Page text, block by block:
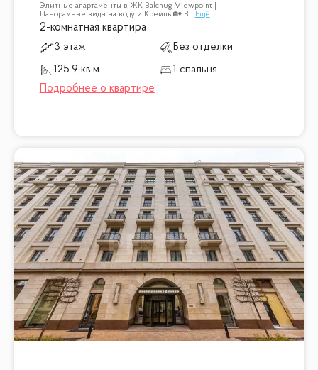
Элитные апартаменты в ЖК Balchug Viewpoint |
Панорамные виды на воду и Кремль 🏡 В... Ещё
2-комнатная квартира
3 этаж
Без отделки
125.9 кв.м
1 спальня